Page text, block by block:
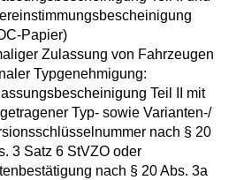
Papier)
Zulassung von Fahrzeugen
Typgenehmigung:
Teil II mit
Typ- sowie Varianten-/
nach § 20
3 Satz 6 StVZO oder
nach § 20 Abs. 3a